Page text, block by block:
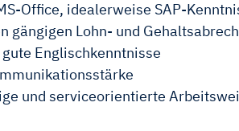
Office, idealerweise SAP-
gängigen Lohn- und
Englischkenntnisse
und serviceorientierte